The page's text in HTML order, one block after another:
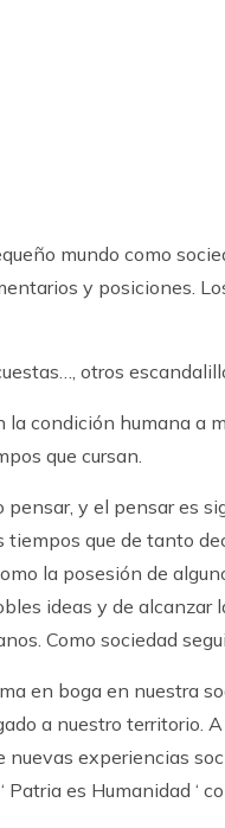
mundo como
y posiciones.
otros
la condición humana a
que cursan.
y el pensar es
tiempos que de tanto
la posesión de
ideas y de alcanzar
Como sociedad
en boga en nuestra
a nuestro territorio.
experiencias
Patria es Humanidad ‘